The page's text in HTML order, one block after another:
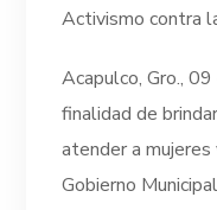
Activismo contra
Acapulco, Gro.,
finalidad de
atender a
Gobierno